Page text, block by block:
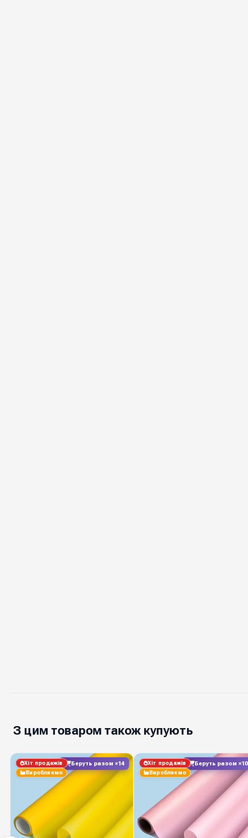
З цим товаром також купують
Беруть разом ×14
Хіт продажів
Виробляємо
Беруть разом ×10
Хіт продажів
Виробляємо